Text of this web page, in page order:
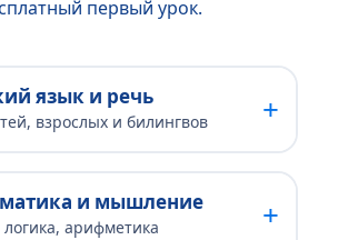
первый урок.
язык и речь
взрослых и билингвов +
и мышление
арифметика +